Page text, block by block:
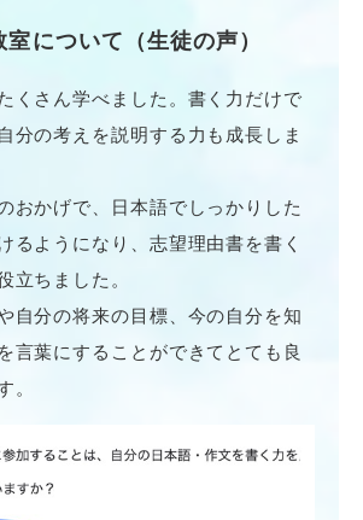
室について （生徒の声）
くさん学べました。書く力だけで
分の考えを説明する力も成長しま
おかげで、日本語でしっかりした
るようになり、志望理由書を書く
立ちました。
自分の将来の目標、今の自分を知
言葉にすることができてとても良
。